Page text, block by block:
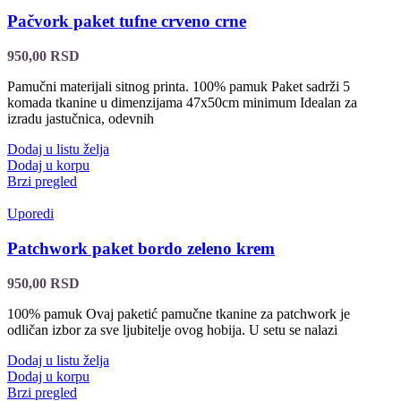
Pačvork paket tufne crveno crne
950,00 RSD
Pamučni materijali sitnog printa. 100% pamuk Paket sadrži 5
komada tkanine u dimenzijama 47x50cm minimum Idealan za
izradu jastučnica, odevnih
Dodaj u listu želja
Dodaj u korpu
Brzi pregled
Uporedi
Patchwork paket bordo zeleno krem
950,00 RSD
100% pamuk Ovaj paketić pamučne tkanine za patchwork je
odličan izbor za sve ljubitelje ovog hobija. U setu se nalazi
Dodaj u listu želja
Dodaj u korpu
Brzi pregled